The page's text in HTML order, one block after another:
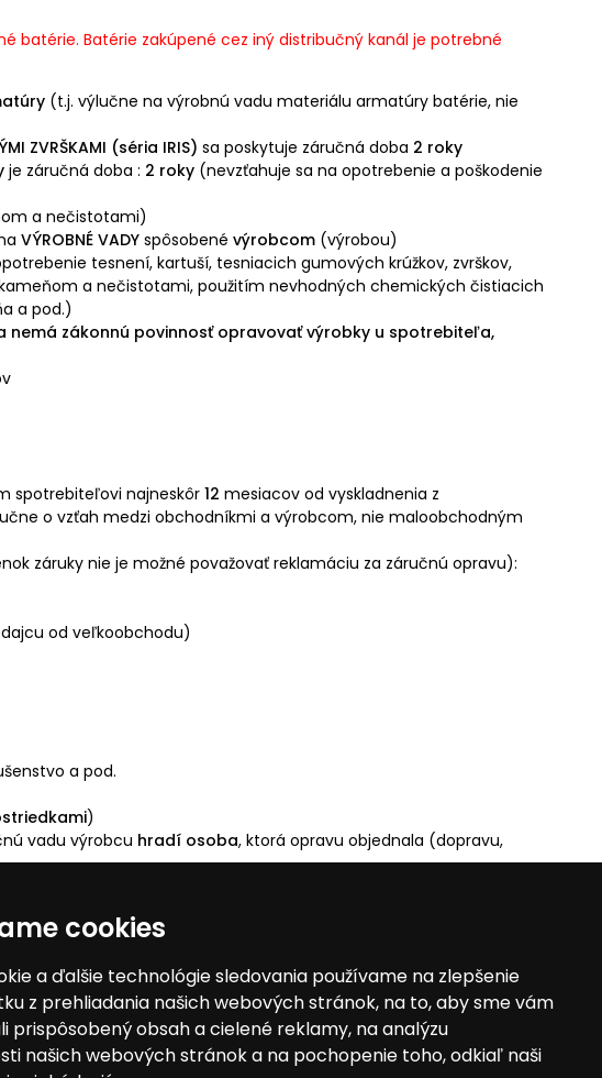
cookies
a ďalšie technológie sledovania používame na zlepšenie
z prehliadania našich webových stránok, na to, aby sme vám
prispôsobený obsah a cielené reklamy, na analýzu
našich webových stránok a na pochopenie toho, odkiaľ naši
batérie. Batérie zakúpené cez iný distribučný kanál je potrebné
(t.j. výlučne na výrobnú vadu materiálu armatúry batérie, nie
ZVRŠKAMI (séria IRIS) sa poskytuje záručná doba 2 roky
je záručná doba : 2 roky (nevzťahuje sa na opotrebenie a poškodenie
a nečistotami)
VÝROBNÉ VADY spôsobené výrobcom (výrobou)
tesnení, kartuší, tesniacich gumových krúžkov, zvrškov,
a nečistotami, použitím nevhodných chemických čistiacich
a pod.)
nemá zákonnú povinnosť opravovať výrobky u spotrebiteľa,
spotrebiteľovi najneskôr 12 mesiacov od vyskladnenia z
o vzťah medzi obchodníkmi a výrobcom, nie maloobchodným
záruky nie je možné považovať reklamáciu za záručnú opravu):
od veľkoobchodu)
a pod.
)
vadu výrobcu hradí osoba, ktorá opravu objednala (dopravu,
Údržba
Prečo u nás nakupovať